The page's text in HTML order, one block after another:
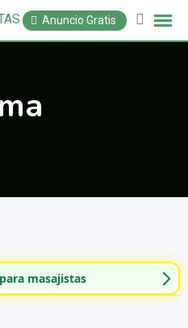
Anuncio Gratis
masajistas